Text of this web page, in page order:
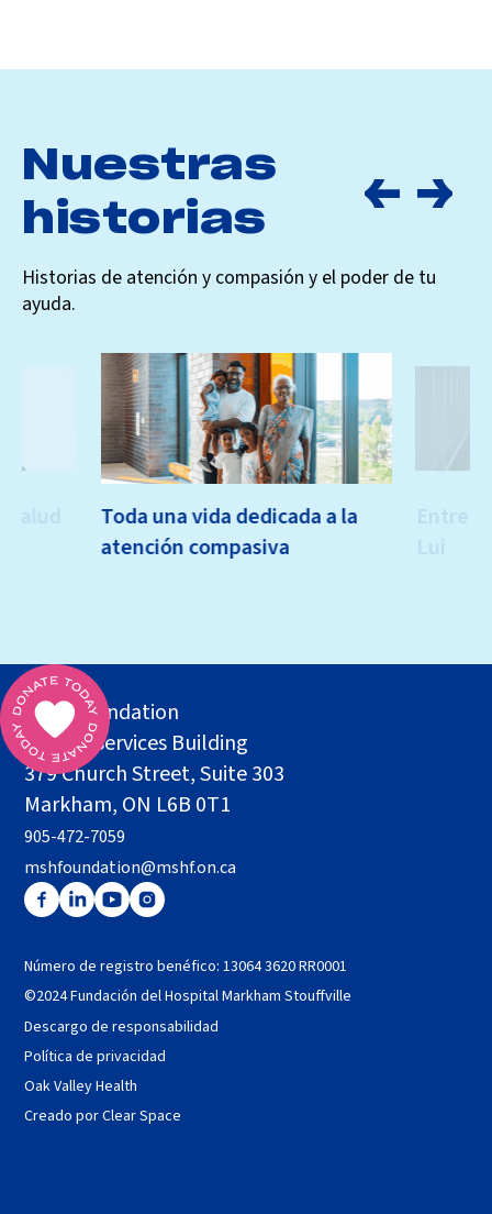
Nuestras
historias
Historias de atención y compasión y el poder de tu
ayuda.
Toda una vida dedicada a la
atención compasiva
MSH Foundation
Health Services Building
379 Church Street, Suite 303
Markham, ON L6B 0T1
905-472-7059
mshfoundation@mshf.on.ca
Número de registro benéfico: 13064 3620 RR0001
©2024 Fundación del Hospital Markham Stouffville
Descargo de responsabilidad
Política de privacidad
Oak Valley Health
Creado por Clear Space